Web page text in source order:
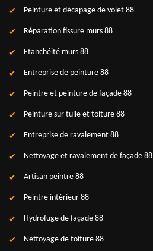
Peinture et décapage de volet 88
Réparation fissure murs 88
Etanchéité murs 88
Entreprise de peinture 88
Peintre et peinture de façade 88
Peinture sur tuile et toiture 88
Entreprise de ravalement 88
Nettoyage et ravalement de façade 88
Artisan peintre 88
Peintre intérieur 88
Hydrofuge de façade 88
Nettoyage de toiture 88